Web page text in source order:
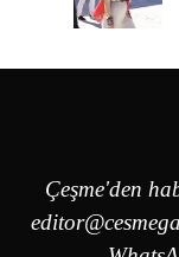
Çeşme'den